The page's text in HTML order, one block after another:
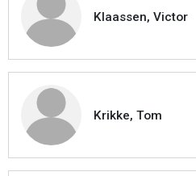
Klaassen, Victor
Krikke, Tom